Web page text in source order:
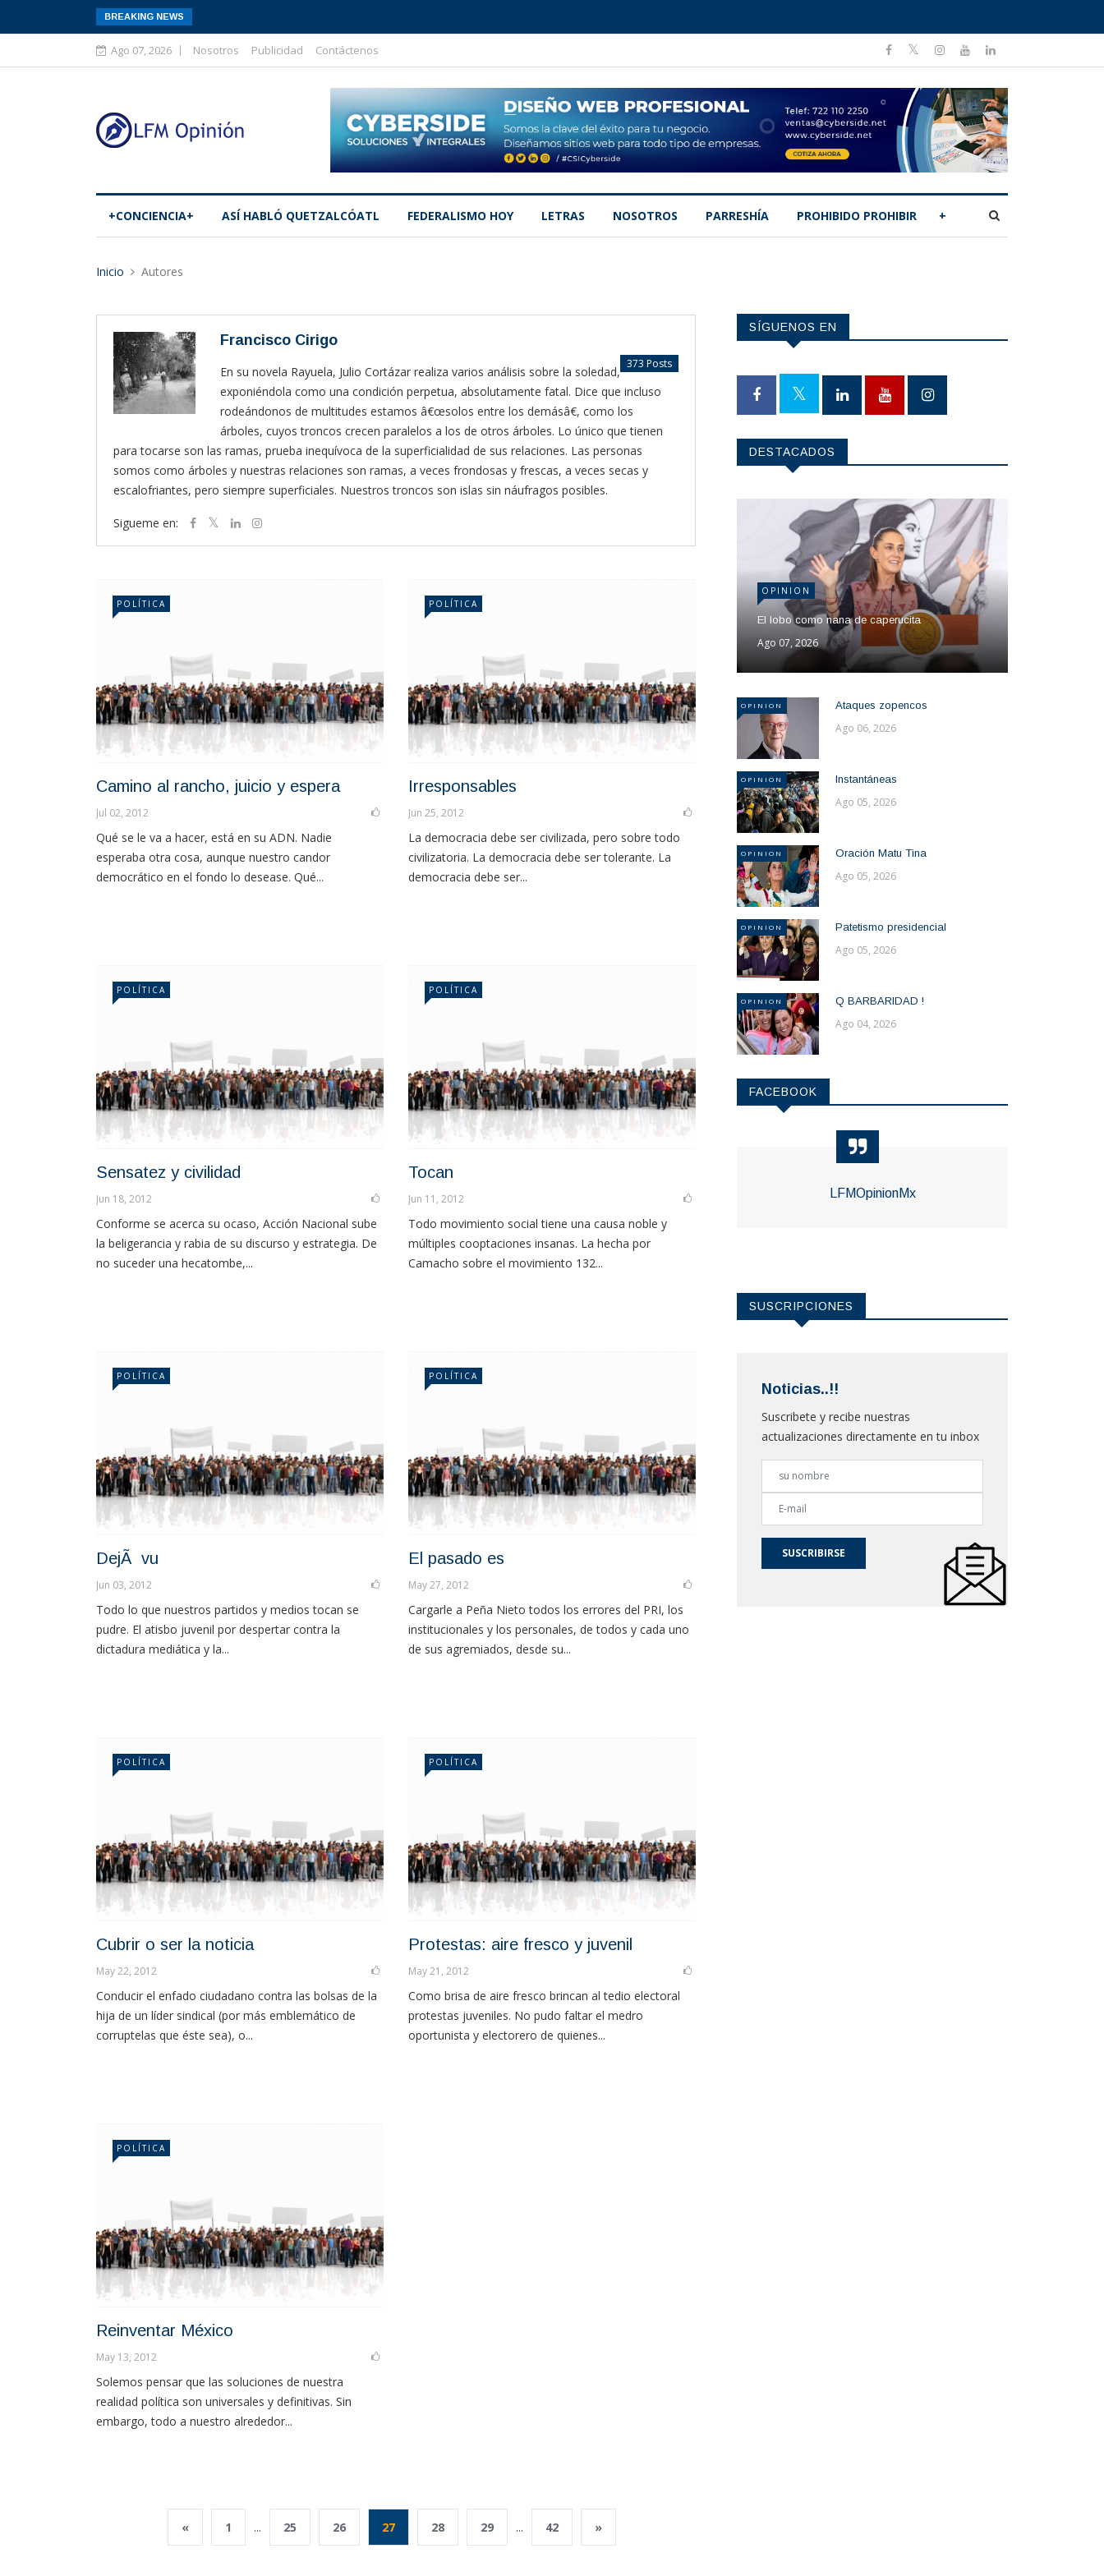
BREAKING NEWS
Ago 07, 2026 Nosotros Publicidad Contáctenos
+CONCIENCIA+ ASÍ­ HABLÓ QUETZALCÓATL FEDERALISMO HOY LETRAS NOSOTROS PARRESHÍA PROHIBIDO PROHIBIR +
Inicio Autores
Francisco Cirigo
373 Posts
En su novela Rayuela, Julio Cortázar realiza varios análisis sobre la soledad,
exponiéndola como una condición perpetua, absolutamente fatal. Dice que incluso
rodeándonos de multitudes estamos â€œsolos entre los demásâ€, como los
árboles, cuyos troncos crecen paralelos a los de otros árboles. Lo único que tienen
para tocarse son las ramas, prueba inequívoca de la superficialidad de sus relaciones. Las personas
somos como árboles y nuestras relaciones son ramas, a veces frondosas y frescas, a veces secas y
escalofriantes, pero siempre superficiales. Nuestros troncos son islas sin náufragos posibles.
Sigueme en:
POLÍTICA
Camino al rancho, juicio y espera
Jul 02, 2012
Qué se le va a hacer, está en su ADN. Nadie
esperaba otra cosa, aunque nuestro candor
democrático en el fondo lo desease. Qué...
POLÍTICA
Irresponsables
Jun 25, 2012
La democracia debe ser civilizada, pero sobre todo
civilizatoria. La democracia debe ser tolerante. La
democracia debe ser...
POLÍTICA
Sensatez y civilidad
Jun 18, 2012
Conforme se acerca su ocaso, Acción Nacional sube
la beligerancia y rabia de su discurso y estrategia. De
no suceder una hecatombe,...
POLÍTICA
Tocan
Jun 11, 2012
Todo movimiento social tiene una causa noble y
múltiples cooptaciones insanas. La hecha por
Camacho sobre el movimiento 132...
POLÍTICA
DejÃ vu
Jun 03, 2012
Todo lo que nuestros partidos y medios tocan se
pudre. El atisbo juvenil por despertar contra la
dictadura mediática y la...
POLÍTICA
El pasado es
May 27, 2012
Cargarle a Peña Nieto todos los errores del PRI, los
institucionales y los personales, de todos y cada uno
de sus agremiados, desde su...
POLÍTICA
Cubrir o ser la noticia
May 22, 2012
Conducir el enfado ciudadano contra las bolsas de la
hija de un líder sindical (por más emblemático de
corruptelas que éste sea), o...
POLÍTICA
Protestas: aire fresco y juvenil
May 21, 2012
Como brisa de aire fresco brincan al tedio electoral
protestas juveniles. No pudo faltar el medro
oportunista y electorero de quienes...
POLÍTICA
Reinventar México
May 13, 2012
Solemos pensar que las soluciones de nuestra
realidad política son universales y definitivas. Sin
embargo, todo a nuestro alrededor...
« 1 ... 25 26 27 28 29 ... 42 »
SÍGUENOS EN
DESTACADOS
OPINION
El lobo como nana de caperucita
Ago 07, 2026
OPINION Ataques zopencos
Ago 06, 2026
OPINION Instantáneas
Ago 05, 2026
OPINION Oración Matu Tina
Ago 05, 2026
OPINION Patetismo presidencial
Ago 05, 2026
OPINION Q BARBARIDAD !
Ago 04, 2026
FACEBOOK
LFMOpinionMx
SUSCRIPCIONES
Noticias..!!
Suscribete y recibe nuestras
actualizaciones directamente en tu inbox
SUSCRIBIRSE